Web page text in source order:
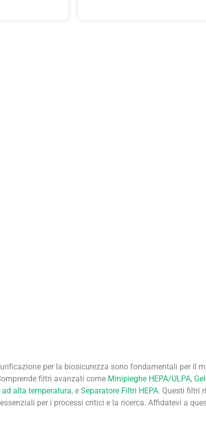
per la biosicurezza sono fondamentali per il
filtri avanzati come Minipieghe HEPA/ULPA,
ad alta temperatura, e Separatore Filtri HEPA. Questi filtri
per i processi critici e la ricerca. Affidatevi a